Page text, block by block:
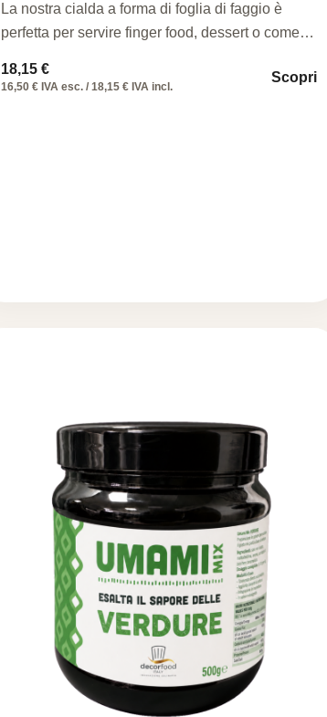
La nostra cialda a forma di foglia di faggio è
perfetta per servire finger food, dessert o come…
18,15 €
16,50 € IVA esc. / 18,15 € IVA incl.
Scopri